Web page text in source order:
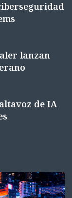
lanzan
de IA